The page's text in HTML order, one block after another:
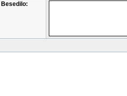
Besedilo: